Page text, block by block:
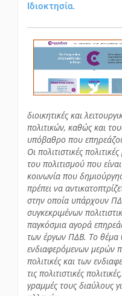
Ιδιοκτησία.
διοικητικές και
πολιτικών, καθώς και
υπόβαθρο που
Οι πολιτιστικές
του πολιτισμού που
κοινωνία που
πρέπει να
στην οποία υπάρχουν
συγκεκριμένων
παγκόσμια αγορά
των έργων ΠΔΒ. Το θέμα
ενδιαφερόμενων μερών
πολιτικές και των
τις πολιτιστικές
γραμμές τους διαύλους